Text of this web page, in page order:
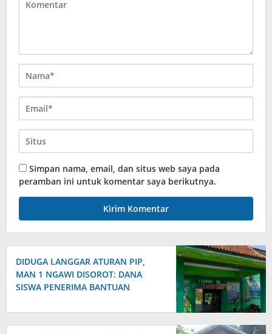
Simpan nama, email, dan situs web saya pada
peramban ini untuk komentar saya berikutnya.
DIDUGA LANGGAR ATURAN PIP,
MAN 1 NGAWI DISOROT: DANA
SISWA PENERIMA BANTUAN
KEMBALI